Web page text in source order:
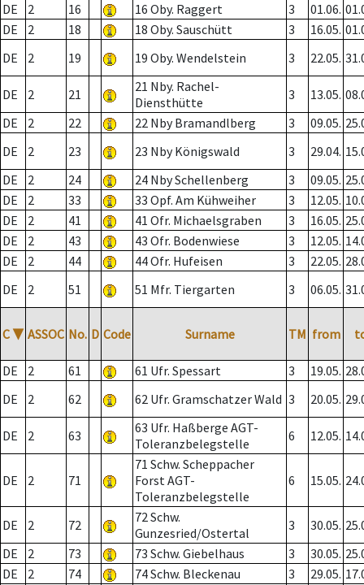
DE
2 16 16 Oby. Raggert 3 01.06.
DE
2 18 18 Oby. Sauschütt 3 16.05.
DE
2 19 19 Oby. Wendelstein 3 22.05.
DE 2 21
21 Nby. Rachel-
Diensthütte
3 13.05.
DE
2 22 22 Nby Bramandlberg 3 09.05.
DE
2 23 23 Nby Königswald 3 29.04.
DE
2 24 24 Nby Schellenberg 3 09.05.
DE
2 33 33 Opf. Am Kühweiher 3 12.05.
DE
2 41 41 Ofr. Michaelsgraben 3 16.05.
DE
2 43 43 Ofr. Bodenwiese 3 12.05.
DE
2 44 44 Ofr. Hufeisen 3 22.05.
DE
2 51 51 Mfr. Tiergarten 3 06.05.
C ▼ ASSOC No. D Code Surname TM from
DE 2 61 61 Ufr. Spessart 3 19.05.
DE
2 62 62 Ufr. Gramschatzer Wald 3 20.05.
DE 2 63
63 Ufr. Haßberge AGT-
Toleranzbelegstelle
6 12.05.
DE 2 71
71 Schw. Scheppacher
Forst AGT-
Toleranzbelegstelle
6 15.05.
DE 2 72
72 Schw.
Gunzesried/Ostertal
3 30.05.
DE
2 73 73 Schw. Giebelhaus 3 30.05.
DE
2 74 74 Schw. Bleckenau 3 29.05.